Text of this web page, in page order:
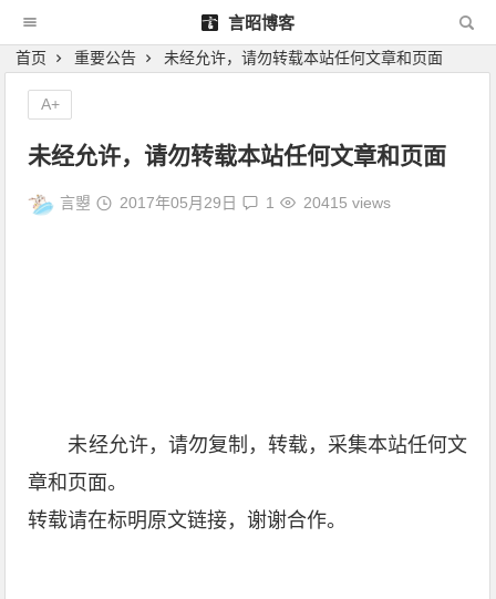
言昭博客
首页 重要公告 未经允许，请勿转载本站任何文章和页面
未经允许，请勿转载本站任何文章和页面
言曌 2017年05月29日 1 20415 views
未经允许，请勿复制，转载，采集本站任何文
章和页面。
转载请在标明原文链接，谢谢合作。
A+